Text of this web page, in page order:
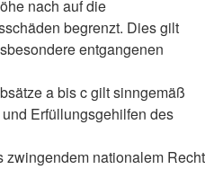
nach auf die
begrenzt. Dies gilt
entgangenen
a bis c gilt sinngemäß
Erfüllungsgehilfen des
zwingendem nationalem Recht